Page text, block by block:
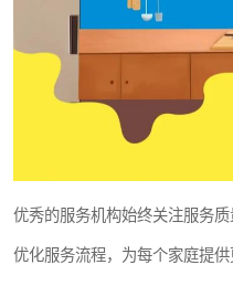
优秀的服务机构始终关注服务
优化服务流程，为每个家庭提供